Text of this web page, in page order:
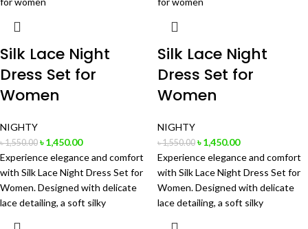
Silk Lace Night
Dress Set for
Women
NIGHTY
৳1,550.00 ৳1,450.00
Experience elegance and comfort
with Silk Lace Night Dress Set for
Women. Designed with delicate
lace detailing, a soft silky
Silk Lace Night
Dress Set for
Women
NIGHTY
৳1,550.00 ৳1,450.00
Experience elegance and comfort
with Silk Lace Night Dress Set for
Women. Designed with delicate
lace detailing, a soft silky